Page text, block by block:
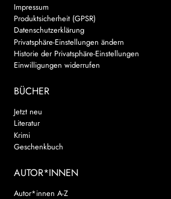
Impressum
Produktsicherheit (GPSR)
Datenschutzerklärung
Privatsphäre-Einstellungen ändern
Historie der Privatsphäre-Einstellungen
Einwilligungen widerrufen
BÜCHER
Jetzt neu
Literatur
Krimi
Geschenkbuch
AUTOR*INNEN
Autor*innen A-Z